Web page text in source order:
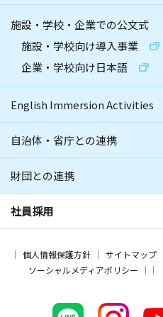
施設・学校・企業での公文式
施設・学校向け導入事業
企業・学校向け日本語
English Immersion Activities
自治体・省庁との連携
財団との連携
社員採用
個人情報保護方針 サイトマップ
ソーシャルメディアポリシー